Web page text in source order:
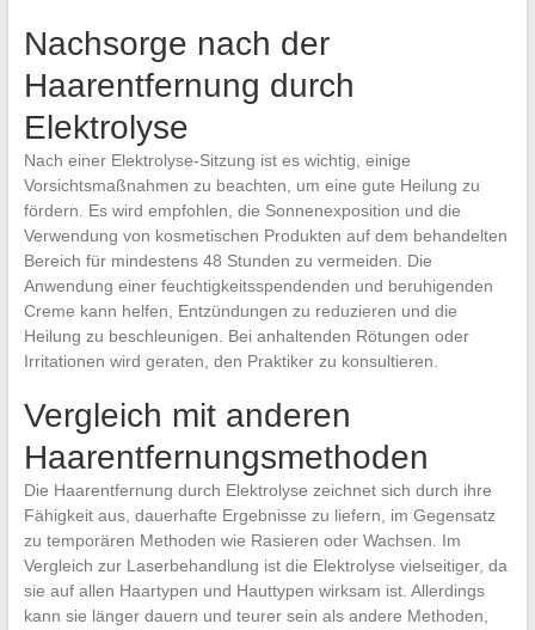
Nachsorge nach der
Haarentfernung durch
Elektrolyse
Nach einer Elektrolyse-Sitzung ist es wichtig, einige
Vorsichtsmaßnahmen zu beachten, um eine gute Heilung zu
fördern. Es wird empfohlen, die Sonnenexposition und die
Verwendung von kosmetischen Produkten auf dem behandelten
Bereich für mindestens 48 Stunden zu vermeiden. Die
Anwendung einer feuchtigkeitsspendenden und beruhigenden
Creme kann helfen, Entzündungen zu reduzieren und die
Heilung zu beschleunigen. Bei anhaltenden Rötungen oder
Irritationen wird geraten, den Praktiker zu konsultieren.
Vergleich mit anderen
Haarentfernungsmethoden
Die Haarentfernung durch Elektrolyse zeichnet sich durch ihre
Fähigkeit aus, dauerhafte Ergebnisse zu liefern, im Gegensatz
zu temporären Methoden wie Rasieren oder Wachsen. Im
Vergleich zur Laserbehandlung ist die Elektrolyse vielseitiger, da
sie auf allen Haartypen und Hauttypen wirksam ist. Allerdings
kann sie länger dauern und teurer sein als andere Methoden,